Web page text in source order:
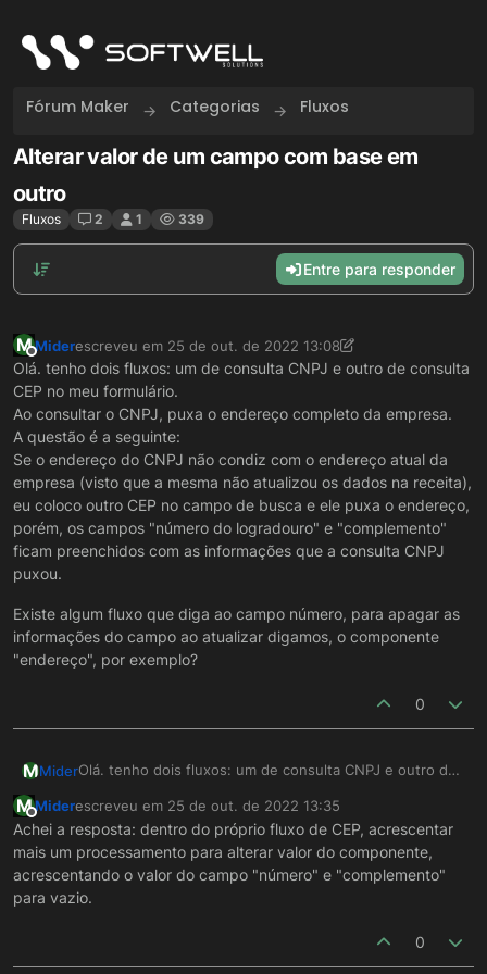
Fórum Maker Categorias Fluxos
Alterar valor de um campo com base em
outro
Fluxos 2 1 339
Entre para responder
M
Offline
Miderescreveu em 25 de out. de 2022 13:08
última edição por Mider
Olá. tenho dois fluxos: um de consulta CNPJ e outro de consulta
CEP no meu formulário.
Ao consultar o CNPJ, puxa o endereço completo da empresa.
A questão é a seguinte:
Se o endereço do CNPJ não condiz com o endereço atual da
empresa (visto que a mesma não atualizou os dados na receita),
eu coloco outro CEP no campo de busca e ele puxa o endereço,
porém, os campos "número do logradouro" e "complemento"
ficam preenchidos com as informações que a consulta CNPJ
puxou.
Existe algum fluxo que diga ao campo número, para apagar as
informações do campo ao atualizar digamos, o componente
"endereço", por exemplo?
0
MMiderOlá. tenho dois fluxos: um de consulta CNPJ e outro de
Ao consultar o CNPJ, puxa o endereço completo da
empresa.
A questão é a seguinte:
Se o endereço do CNPJ não condiz com o endereço
atual da empresa (visto que a mesma não atualizou os
busca e ele puxa o endereço, porém, os campos
Existe algum fluxo que diga ao campo número, para
apagar as informações do campo ao atualizar digamos, o
componente "endereço", por exemplo?
M
Offline
Miderescreveu em 25 de out. de 2022 13:35
última edição por
Achei a resposta: dentro do próprio fluxo de CEP, acrescentar
mais um processamento para alterar valor do componente,
acrescentando o valor do campo "número" e "complemento"
para vazio.
0